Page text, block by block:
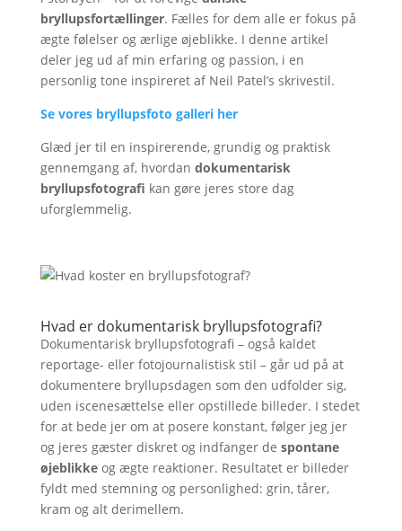
bryllupsfortællinger. Fælles for dem alle er fokus på
ægte følelser og ærlige øjeblikke. I denne artikel
deler jeg ud af min erfaring og passion, i en
personlig tone inspireret af Neil Patel’s skrivestil.
Se vores bryllupsfoto galleri her
Glæd jer til en inspirerende, grundig og praktisk
gennemgang af, hvordan dokumentarisk
bryllupsfotografi kan gøre jeres store dag
uforglemmelig.
Hvad er dokumentarisk bryllupsfotografi?
Dokumentarisk bryllupsfotografi – også kaldet
reportage- eller fotojournalistisk stil – går ud på at
dokumentere bryllupsdagen som den udfolder sig,
uden iscenesættelse eller opstillede billeder. I stedet
for at bede jer om at posere konstant, følger jeg jer
og jeres gæster diskret og indfanger de spontane
øjeblikkeog ægte reaktioner. Resultatet er billeder
fyldt med stemning og personlighed: grin, tårer,
kram og alt derimellem.